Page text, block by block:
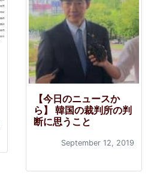
【今日のニュースか
ら】 韓国の裁判所の判
断に思うこと
September 12, 2019